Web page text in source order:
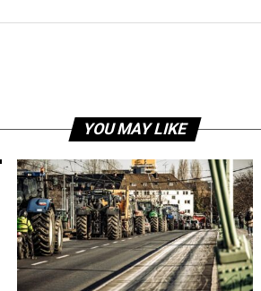
YOU MAY LIKE